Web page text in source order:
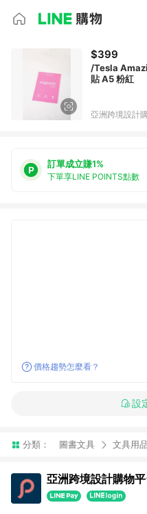
$399
/Tesla
貼 A5 粉紅
亞洲跨境設計
訂單成立賺1%
下單享LINE POINTS點數
價格趨勢怎麼看？
設
分類： 圖書文具 文具用品
亞洲跨境設計購物